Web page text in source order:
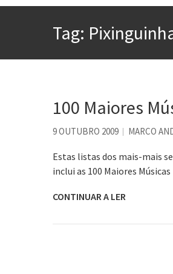
Tag:
100 Maiores
9 OUTUBRO 2009 MARCO
Estas listas dos mais-mais
inclui as 100 Maiores
CONTINUAR A LER